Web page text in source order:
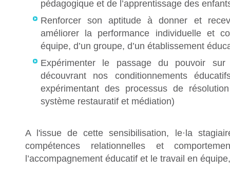
pédagogique et de l’apprentissage des
Renforcer son aptitude à donner et
améliorer la performance individuelle et
équipe, d’un groupe, d’un établissement
Expérimenter le passage du pouvoir
découvrant nos conditionnements
expérimentant des processus de
système restauratif et médiation)
A l'issue de cette sensibilisation, le·la
compétences relationnelles et
l’accompagnement éducatif et le travail en